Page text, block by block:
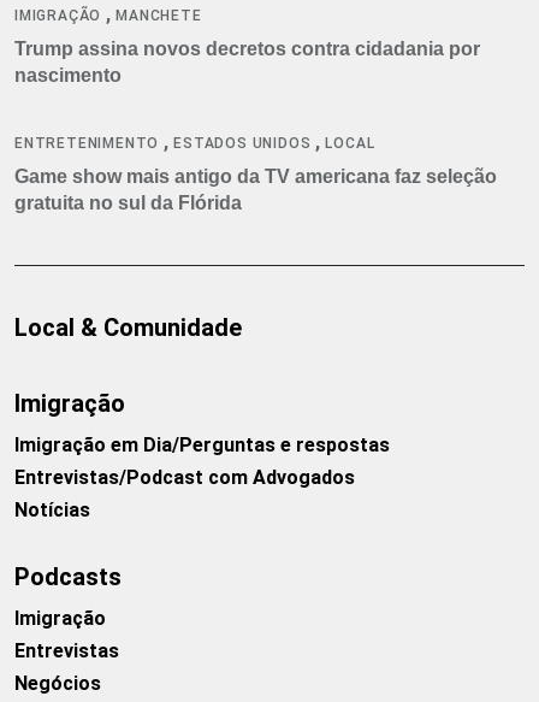
IMIGRAÇÃO ,MANCHETE
Trump assina novos decretos contra cidadania por
nascimento
ENTRETENIMENTO ,ESTADOS UNIDOS ,LOCAL
Game show mais antigo da TV americana faz seleção
gratuita no sul da Flórida
Local & Comunidade
Imigração
Imigração em Dia/Perguntas e respostas
Entrevistas/Podcast com Advogados
Notícias
Podcasts
Imigração
Entrevistas
Negócios